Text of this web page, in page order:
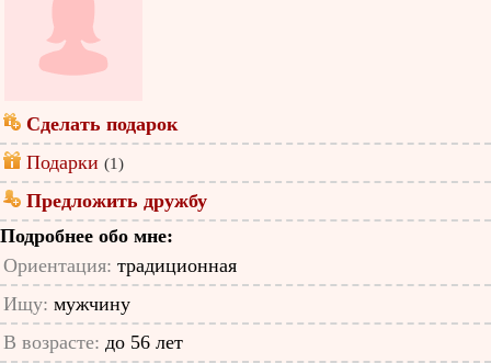
Сделать подарок
Подарки (1)
Предложить дружбу
Подробнее обо мне:
Ориентация: традиционная
Ищу: мужчину
В возрасте: до 56 лет